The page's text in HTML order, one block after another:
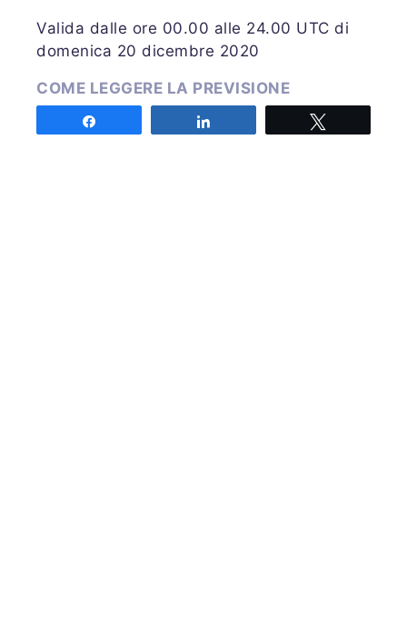
Valida dalle ore 00.00 alle 24.00 UTC di
domenica 20 dicembre 2020
COME LEGGERE LA PREVISIONE
LEGENDA ABBREVIAZIONI